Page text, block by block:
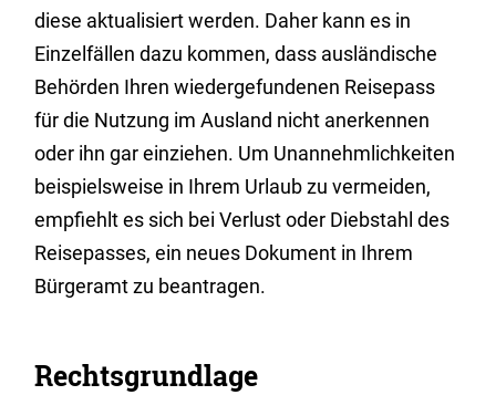
diese aktualisiert werden. Daher kann es in
Einzelfällen dazu kommen, dass ausländische
Behörden Ihren wiedergefundenen Reisepass
für die Nutzung im Ausland nicht anerkennen
oder ihn gar einziehen. Um Unannehmlichkeiten
beispielsweise in Ihrem Urlaub zu vermeiden,
empfiehlt es sich bei Verlust oder Diebstahl des
Reisepasses, ein neues Dokument in Ihrem
Bürgeramt zu beantragen.
Rechtsgrundlage